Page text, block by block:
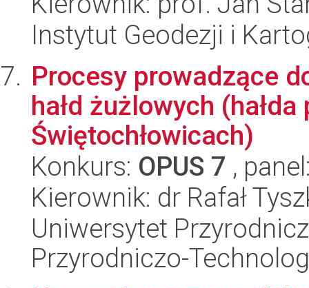
Instytut Geodezji i
Procesy prowadzące
hałd żużlowych
Świętochłowicach)
Konkurs: OPUS 7 ,
Kierownik: dr Rafał
Uniwersytet
Przyrodniczo-